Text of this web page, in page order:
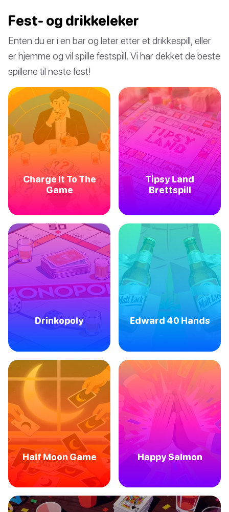
Fest- og drikkeleker
Enten du er i en bar og leter etter et drikkespill, eller
er hjemme og vil spille festspill. Vi har dekket de beste
spillene til neste fest!
Charge It To The
Game
Tipsy Land
Brettspill
Drinkopoly Edward 40 Hands
Half Moon Game Happy Salmon